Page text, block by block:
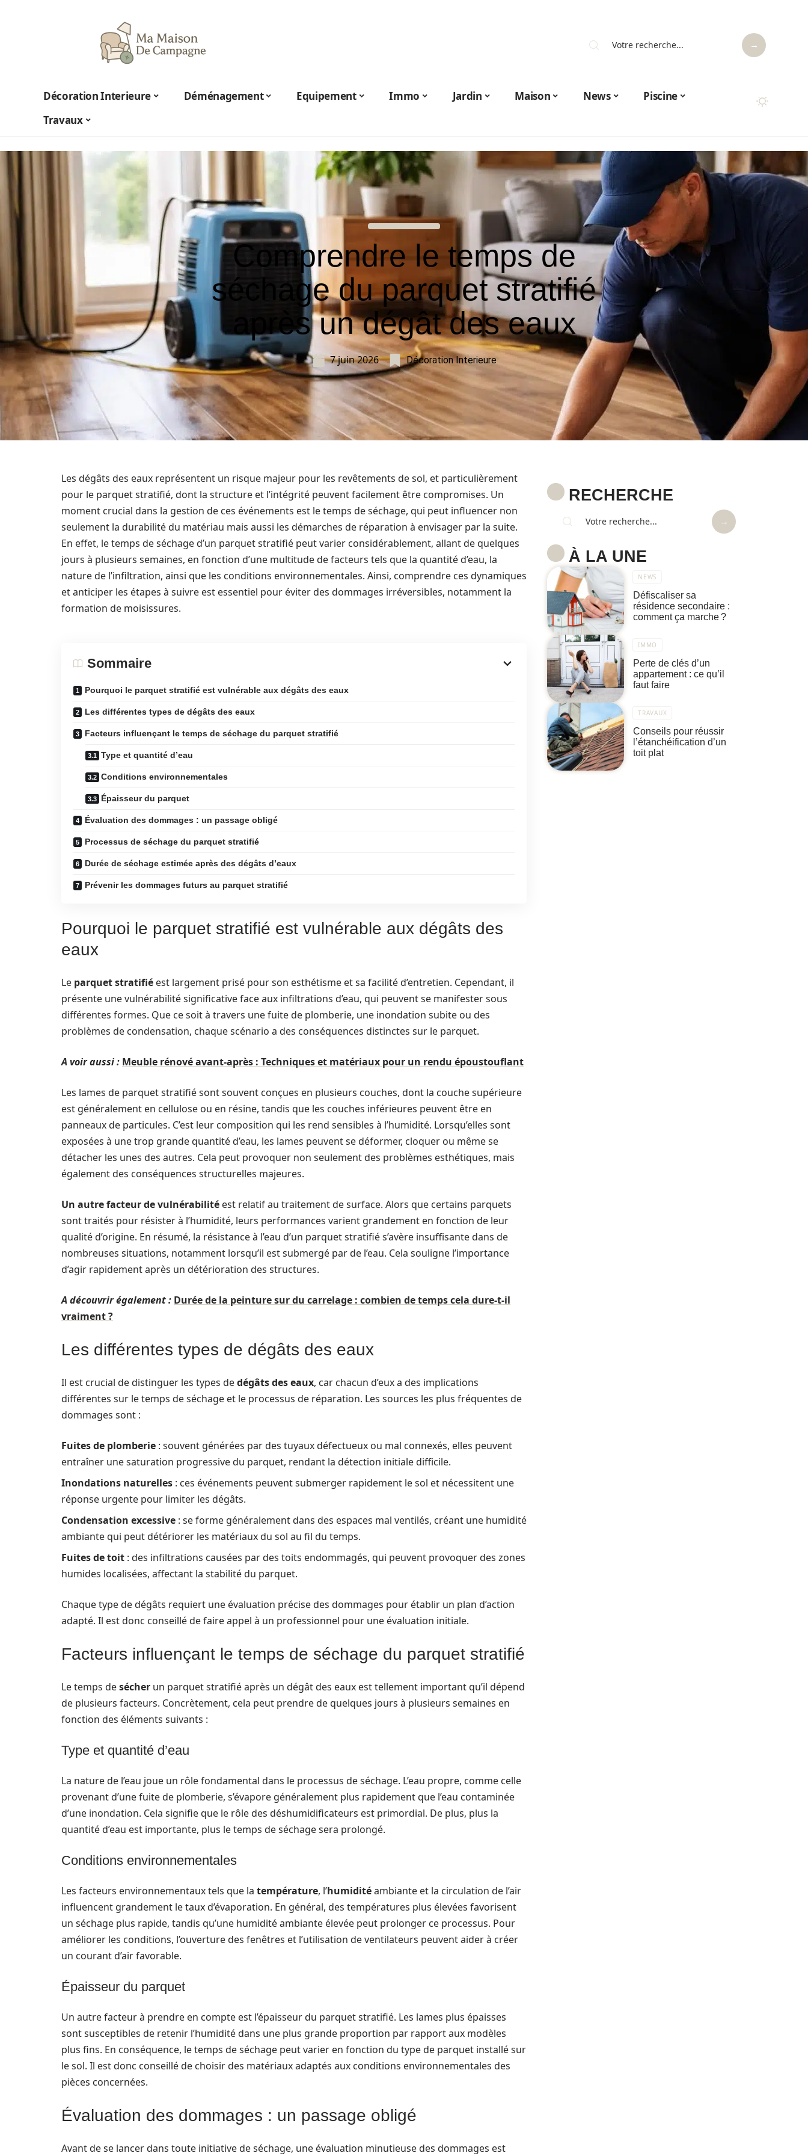
Décoration Interieure Déménagement Equipement Immo Jardin Maison News
Piscine
Travaux
Comprendre le temps de
séchage du parquet stratifié
après un dégât des eaux
7 juin 2026 Décoration Interieure
Les dégâts des eaux représentent un risque majeur pour les revêtements de sol, et particulièrement
pour le parquet stratifié, dont la structure et l’intégrité peuvent facilement être compromises. Un
moment crucial dans la gestion de ces événements est le temps de séchage, qui peut influencer non
seulement la durabilité du matériau mais aussi les démarches de réparation à envisager par la suite.
En effet, le temps de séchage d’un parquet stratifié peut varier considérablement, allant de quelques
jours à plusieurs semaines, en fonction d’une multitude de facteurs tels que la quantité d’eau, la
nature de l’infiltration, ainsi que les conditions environnementales. Ainsi, comprendre ces dynamiques
et anticiper les étapes à suivre est essentiel pour éviter des dommages irréversibles, notamment la
formation de moisissures.
Sommaire
Pourquoi le parquet stratifié est vulnérable aux dégâts des eaux
Les différentes types de dégâts des eaux
Facteurs influençant le temps de séchage du parquet stratifié
Type et quantité d’eau
Conditions environnementales
Épaisseur du parquet
Évaluation des dommages : un passage obligé
Processus de séchage du parquet stratifié
Durée de séchage estimée après des dégâts d’eaux
Prévenir les dommages futurs au parquet stratifié
Pourquoi le parquet stratifié est vulnérable aux dégâts des
eaux
Le parquet stratifié est largement prisé pour son esthétisme et sa facilité d’entretien. Cependant, il
présente une vulnérabilité significative face aux infiltrations d’eau, qui peuvent se manifester sous
différentes formes. Que ce soit à travers une fuite de plomberie, une inondation subite ou des
problèmes de condensation, chaque scénario a des conséquences distinctes sur le parquet.
A voir aussi : Meuble rénové avant-après : Techniques et matériaux pour un rendu époustouflant
Les lames de parquet stratifié sont souvent conçues en plusieurs couches, dont la couche supérieure
est généralement en cellulose ou en résine, tandis que les couches inférieures peuvent être en
panneaux de particules. C’est leur composition qui les rend sensibles à l’humidité. Lorsqu’elles sont
exposées à une trop grande quantité d’eau, les lames peuvent se déformer, cloquer ou même se
détacher les unes des autres. Cela peut provoquer non seulement des problèmes esthétiques, mais
également des conséquences structurelles majeures.
Un autre facteur de vulnérabilité est relatif au traitement de surface. Alors que certains parquets
sont traités pour résister à l’humidité, leurs performances varient grandement en fonction de leur
qualité d’origine. En résumé, la résistance à l’eau d’un parquet stratifié s’avère insuffisante dans de
nombreuses situations, notamment lorsqu’il est submergé par de l’eau. Cela souligne l’importance
d’agir rapidement après un détérioration des structures.
A découvrir également : Durée de la peinture sur du carrelage : combien de temps cela dure-t-il
vraiment ?
Les différentes types de dégâts des eaux
Il est crucial de distinguer les types dedégâts des eaux, car chacun d’eux a des implications
différentes sur le temps de séchage et le processus de réparation. Les sources les plus fréquentes de
dommages sont :
Fuites de plomberie : souvent générées par des tuyaux défectueux ou mal connexés, elles peuvent
entraîner une saturation progressive du parquet, rendant la détection initiale difficile.
Inondations naturelles : ces événements peuvent submerger rapidement le sol et nécessitent une
réponse urgente pour limiter les dégâts.
Condensation excessive : se forme généralement dans des espaces mal ventilés, créant une humidité
ambiante qui peut détériorer les matériaux du sol au fil du temps.
Fuites de toit : des infiltrations causées par des toits endommagés, qui peuvent provoquer des zones
humides localisées, affectant la stabilité du parquet.
Chaque type de dégâts requiert une évaluation précise des dommages pour établir un plan d’action
adapté. Il est donc conseillé de faire appel à un professionnel pour une évaluation initiale.
Facteurs influençant le temps de séchage du parquet stratifié
Le temps desécher un parquet stratifié après un dégât des eaux est tellement important qu’il dépend
de plusieurs facteurs. Concrètement, cela peut prendre de quelques jours à plusieurs semaines en
fonction des éléments suivants :
Type et quantité d’eau
La nature de l’eau joue un rôle fondamental dans le processus de séchage. L’eau propre, comme celle
provenant d’une fuite de plomberie, s’évapore généralement plus rapidement que l’eau contaminée
d’une inondation. Cela signifie que le rôle des déshumidificateurs est primordial. De plus, plus la
quantité d’eau est importante, plus le temps de séchage sera prolongé.
Conditions environnementales
Les facteurs environnementaux tels que la température, l’humiditéambiante et la circulation de l’air
influencent grandement le taux d’évaporation. En général, des températures plus élevées favorisent
un séchage plus rapide, tandis qu’une humidité ambiante élevée peut prolonger ce processus. Pour
améliorer les conditions, l’ouverture des fenêtres et l’utilisation de ventilateurs peuvent aider à créer
un courant d’air favorable.
Épaisseur du parquet
Un autre facteur à prendre en compte est l’épaisseur du parquet stratifié. Les lames plus épaisses
sont susceptibles de retenir l’humidité dans une plus grande proportion par rapport aux modèles
plus fins. En conséquence, le temps de séchage peut varier en fonction du type de parquet installé sur
le sol. Il est donc conseillé de choisir des matériaux adaptés aux conditions environnementales des
pièces concernées.
Évaluation des dommages : un passage obligé
Avant de se lancer dans toute initiative de séchage, une évaluation minutieuse des dommages est
RECHERCHE
À LA UNE
NEWS
Défiscaliser sa
résidence secondaire :
comment ça marche ?
IMMO
Perte de clés d’un
appartement : ce qu’il
faut faire
TRAVAUX
Conseils pour réussir
l’étanchéification d’un
toit plat